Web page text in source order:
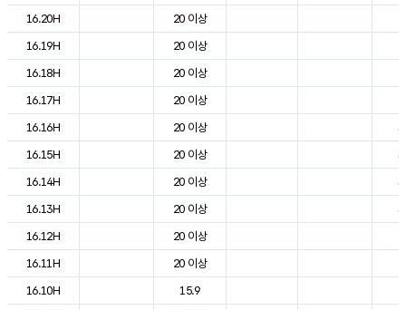
16.20H
20 이상
16.19H
20 이상
16.18H
20 이상
16.17H
20 이상
16.16H
20 이상
16.15H
20 이상
16.14H
20 이상
16.13H
20 이상
16.12H
20 이상
16.11H
20 이상
16.10H
15.9